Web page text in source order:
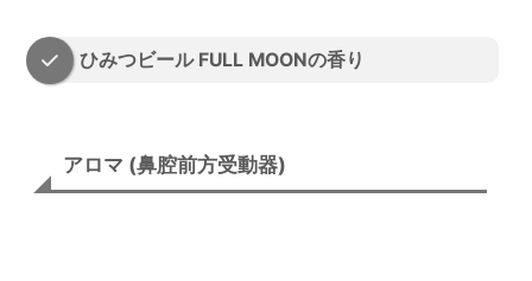
ひみつビール FULL MOONの香り
アロマ (鼻腔前方受動器)